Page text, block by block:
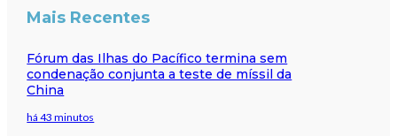
Mais Recentes
Fórum das Ilhas do Pacífico termina sem
condenação conjunta a teste de míssil da
China
há 43 minutos